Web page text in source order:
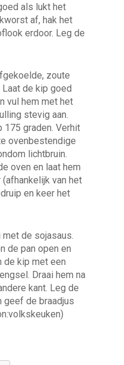
als lukt het
af, hak het
erdoor. Leg de
zoute
de kip goed
vul hem met het
stevig aan.
175 graden. Verhit
ovenbestendige
lichtbruin.
oven en laat hem
van het
en keer het
de sojasaus.
de pan open en
de kip met een
Draai hem na
kant. Leg de
geef de braadjus